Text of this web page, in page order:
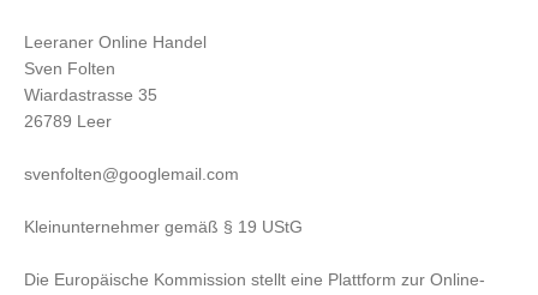
Leeraner Online Handel
Sven Folten
Wiardastrasse 35
26789 Leer
svenfolten@googlemail.com
Kleinunternehmer gemäß § 19 UStG
Die Europäische Kommission stellt eine Plattform zur Online-